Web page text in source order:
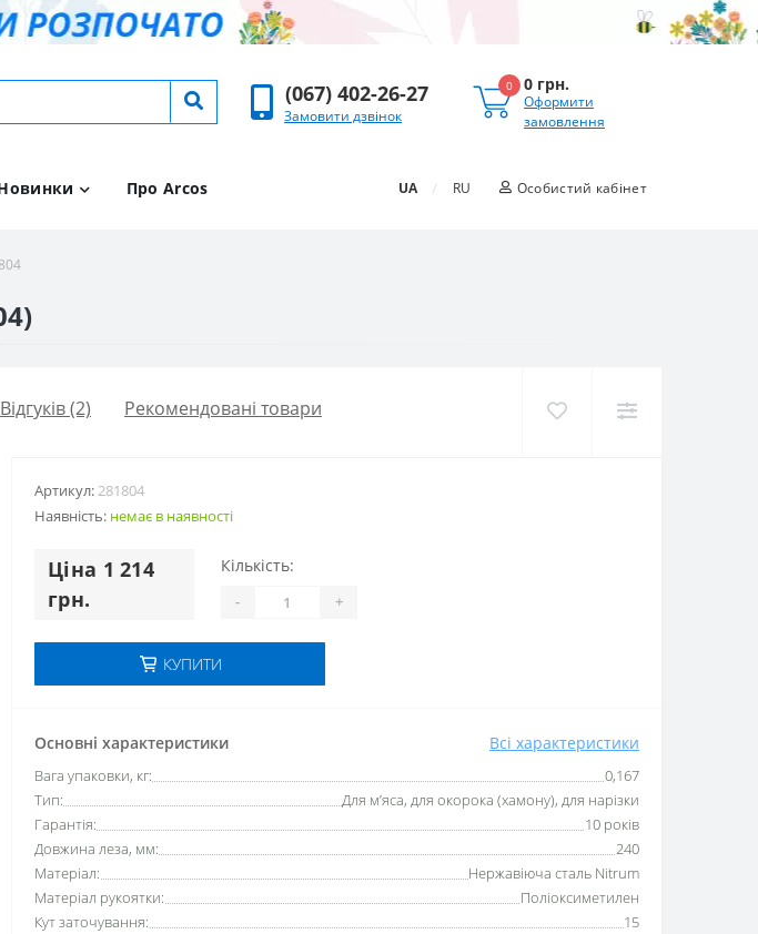
(067) 402-26-27
Замовити дзвінок
0 0 грн.
Оформити
замовлення
Про Arcos UA / RU Особистий кабінет
Відгуків (2) Рекомендовані товари
Артикул:281804
Наявність: немає в наявностi
Цiна 1 214
грн.
Кількість:
- +
КУПИТИ
Основні характеристики Всі характеристики
Вага упаковки, кг:
0,167
Тип:
Для м’яса, для окорока (хамону), для нарізки
Гарантія:
10 років
Довжина леза, мм:
240
Матеріал:
Нержавіюча сталь Nitrum
Матеріал рукоятки:
Поліоксиметилен
Кут заточування:
15